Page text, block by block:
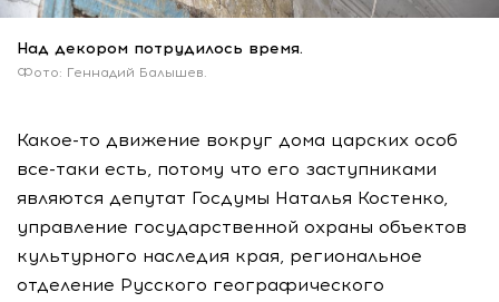
Над декором потрудилось время.
Фото: Геннадий Балышев.
Какое-то движение вокруг дома царских особ
все-таки есть, потому что его заступниками
являются депутат Госдумы Наталья Костенко,
управление государственной охраны объектов
культурного наследия края, региональное
отделение Русского географического